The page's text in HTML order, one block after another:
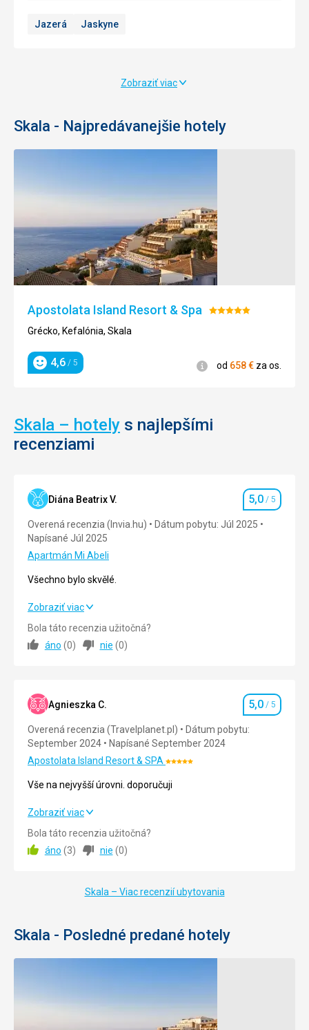
Jazerá Jaskyne
Zobraziť viac
Skala - Najpredávanejšie hotely
Apostolata Island Resort & Spa Hodnotenie:
Grécko, Kefalónia, Skala
Hodnotenie
4,6 / 5 Informácie
od 658€ za os.
Skala – hotely s najlepšími
recenziami
Diána Beatrix V. Hodnotenie
5,0 / 5
Overená recenzia (Invia.hu)
Dátum pobytu: Júl 2025
Napísané Júl 2025
Apartmán Mi Abeli
Všechno bylo skvělé.
Všechno bylo skvělé.
Strava
Služby 5,0/ 5
Cena
Zobraziť viac
Bola táto recenzia užitočná?
áno (0) nie (0)
Agnieszka C. Hodnotenie
5,0 / 5
Overená recenzia (Travelplanet.pl)
Dátum pobytu:
September 2024
Napísané September 2024
Apostolata Island Resort & SPAHodnotenie:
5/5
Vše na nejvyšší úrovni. doporučuji
Vše na nejvyšší úrovni. doporučuji
Strava
Zobraziť viac
Bola táto recenzia užitočná?
áno (3) nie (0)
Skala – Viac recenzií ubytovania
Skala - Posledné predané hotely